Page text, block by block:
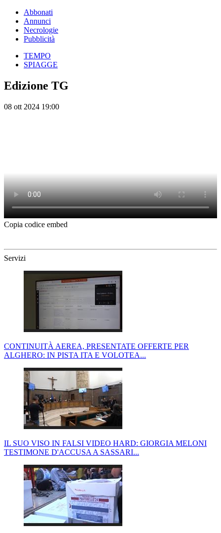
Abbonati
Annunci
Necrologie
Pubblicità
TEMPO
SPIAGGE
Edizione TG
08 ott 2024 19:00
Copia codice embed
Servizi
CONTINUITÀ AEREA, PRESENTATE OFFERTE PER
ALGHERO: IN PISTA ITA E VOLOTEA...
IL SUO VISO IN FALSI VIDEO HARD: GIORGIA MELONI
TESTIMONE D'ACCUSA A SASSARI...